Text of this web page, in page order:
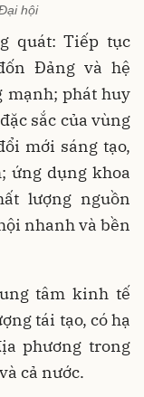
hội
quát: Tiếp tục
Đảng và hệ
mạnh; phát huy
sắc của vùng
mới sáng tạo,
ứng dụng khoa
lượng nguồn
nhanh và bền
tâm kinh tế
tái tạo, có hạ
phương trong
cả nước.